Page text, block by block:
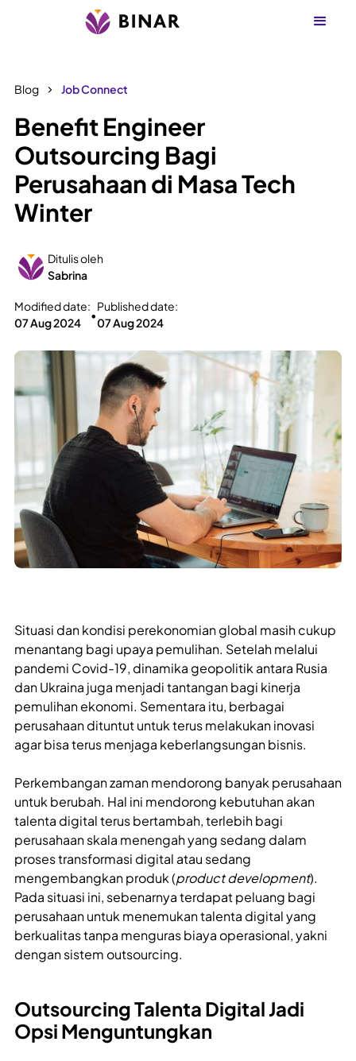
Blog Job Connect
Benefit Engineer
Outsourcing Bagi
Perusahaan di Masa Tech
Winter
Ditulis oleh
Sabrina
Modified date:
07 Aug 2024
•
Published date:
07 Aug 2024
Situasi dan kondisi perekonomian global masih cukup
menantang bagi upaya pemulihan. Setelah melalui
pandemi Covid-19, dinamika geopolitik antara Rusia
dan Ukraina juga menjadi tantangan bagi kinerja
pemulihan ekonomi. Sementara itu, berbagai
perusahaan dituntut untuk terus melakukan inovasi
agar bisa terus menjaga keberlangsungan bisnis.
Perkembangan zaman mendorong banyak perusahaan
untuk berubah. Hal ini mendorong kebutuhan akan
talenta digital terus bertambah, terlebih bagi
perusahaan skala menengah yang sedang dalam
proses transformasi digital atau sedang
mengembangkan produk (product development).
Pada situasi ini, sebenarnya terdapat peluang bagi
perusahaan untuk menemukan talenta digital yang
berkualitas tanpa menguras biaya operasional, yakni
dengan sistem outsourcing.
Outsourcing Talenta Digital Jadi
Opsi Menguntungkan